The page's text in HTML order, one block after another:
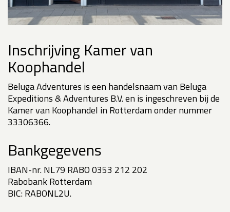
Inschrijving Kamer van
Koophandel
Beluga Adventures is een handelsnaam van Beluga
Expeditions & Adventures B.V. en is ingeschreven bij de
Kamer van Koophandel in Rotterdam onder nummer
33306366.
Bankgegevens
IBAN-nr. NL79 RABO 0353 212 202
Rabobank Rotterdam
BIC: RABONL2U.